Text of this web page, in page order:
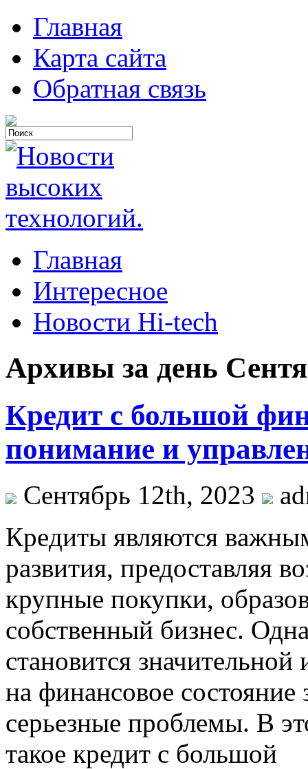
Главная
Карта сайта
Обратная связь
Главная
Интересное
Новости Hi-tech
Архивы за день
Кредит с большой
понимание и
Сентябрь 12th, 2023
Крeдиты являются
развития, предоставляя
крупные покупки,
собственный бизнес.
становится значительной
на финансовое
серьезные проблемы. В
такое кредит с большой